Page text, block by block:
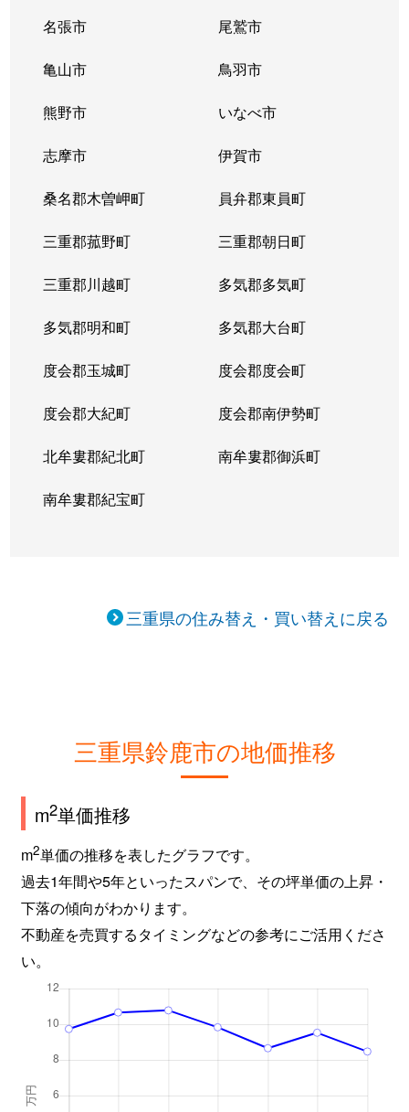
名張市 尾鷲市
亀山市 鳥羽市
熊野市 いなべ市
志摩市 伊賀市
桑名郡木曽岬町 員弁郡東員町
三重郡菰野町 三重郡朝日町
三重郡川越町 多気郡多気町
多気郡明和町 多気郡大台町
度会郡玉城町 度会郡度会町
度会郡大紀町 度会郡南伊勢町
北牟婁郡紀北町 南牟婁郡御浜町
南牟婁郡紀宝町
三重県の住み替え・買い替えに戻る
三重県鈴鹿市の地価推移
m2単価推移
m2単価の推移を表したグラフです。
過去1年間や5年といったスパンで、その坪単価の上昇・
下落の傾向がわかります。
不動産を売買するタイミングなどの参考にご活用くださ
い。